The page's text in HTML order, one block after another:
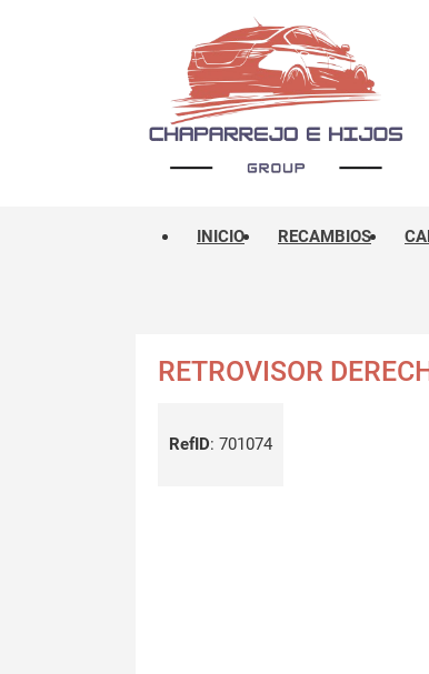
INICIO RECAMBIOS
RETROVISOR
RefID: 701074